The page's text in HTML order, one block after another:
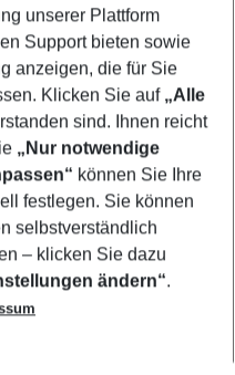
unserer Plattform
Support bieten sowie
anzeigen, die für Sie
Klicken Sie auf „Alle
sind. Ihnen reicht
„Nur notwendige
können Sie Ihre
festlegen. Sie können
selbstverständlich
– klicken Sie dazu
ändern“.